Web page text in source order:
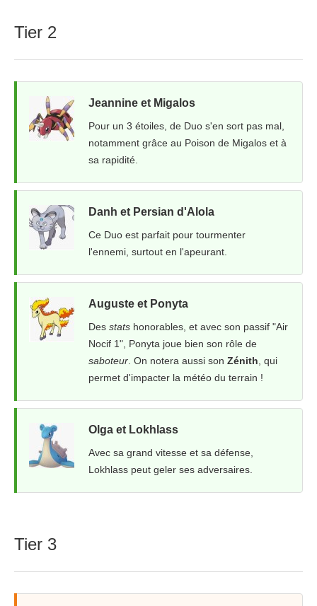
Tier 2
Jeannine et Migalos
Pour un 3 étoiles, de Duo s'en sort pas mal,
notamment grâce au Poison de Migalos et à
sa rapidité.
Danh et Persian d'Alola
Ce Duo est parfait pour tourmenter
l'ennemi, surtout en l'apeurant.
Auguste et Ponyta
Des stats honorables, et avec son passif "Air
Nocif 1", Ponyta joue bien son rôle de
saboteur . On notera aussi son Zénith , qui
permet d'impacter la météo du terrain !
Olga et Lokhlass
Avec sa grand vitesse et sa défense,
Lokhlass peut geler ses adversaires.
Tier 3